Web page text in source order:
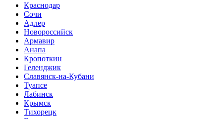
Краснодар
Сочи
Адлер
Новороссийск
Армавир
Анапа
Кропоткин
Геленджик
Славянск-на-Кубани
Туапсе
Лабинск
Крымск
Тихорецк